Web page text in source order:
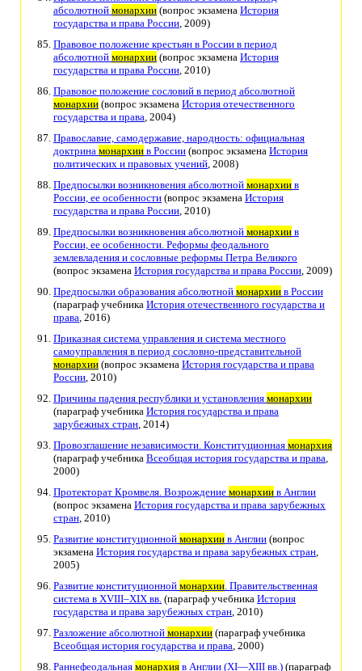
абсолютной монархии (вопрос экзамена История
государства и права России, 2009)
Правовое положение крестьян в России в период
абсолютной монархии (вопрос экзамена История
государства и права России, 2010)
Правовое положение сословий в период абсолютной
монархии (вопрос экзамена История отечественного
государства и права, 2004)
Православие, самодержавие, народность: официальная
доктрина монархии в России (вопрос экзамена История
политических и правовых учений, 2008)
Предпосылки возникновения абсолютной монархии в
России, ее особенности (вопрос экзамена История
государства и права России, 2010)
Предпосылки возникновения абсолютной монархии в
России, ее особенности. Реформы феодального
землевладения и сословные реформы Петра Великого
(вопрос экзамена История государства и права России, 2009)
Предпосылки образования абсолютной монархии в России
(параграф учебника История отечественного государства и
права, 2016)
Приказная система управления и система местного
самоуправления в период сословно-представительной
монархии (вопрос экзамена История государства и права
России, 2010)
Причины падения республики и установления монархии
(параграф учебника История государства и права
зарубежных стран, 2014)
Провозглашение независимости. Конституционная монархия
(параграф учебника Всеобщая история государства и права,
2000)
Протекторат Кромвеля. Возрождение монархии в Англии
(вопрос экзамена История государства и права зарубежных
стран, 2010)
Развитие конституционной монархии в Англии (вопрос
экзамена История государства и права зарубежных стран,
2005)
Развитие конституционной монархии. Правительственная
система в XVIII–XIX вв. (параграф учебника История
государства и права зарубежных стран, 2010)
Разложение абсолютной монархии (параграф учебника
Всеобщая история государства и права, 2000)
Раннефеодальная монархия в Англии (XI—XIII вв.) (параграф